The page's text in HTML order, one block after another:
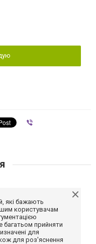
які бажають
користувачам
багатьом прийняти
для
для роз'яснення